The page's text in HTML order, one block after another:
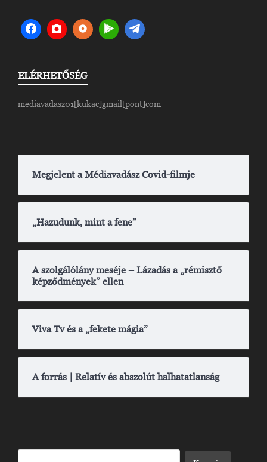
ELÉRHETŐSÉG
mediavadasz01[kukac]gmail[pont]com
Megjelent a Médiavadász Covid-filmje
„Hazudunk, mint a fene”
A szolgálólány meséje – Lázadás a „rémisztő
képződmények” ellen
Viva Tv és a „fekete mágia”
A forrás | Relatív és abszolút halhatatlanság